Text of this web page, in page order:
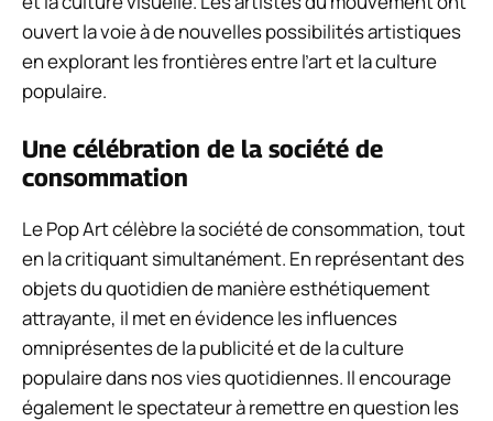
ouvert la voie à de nouvelles possibilités artistiques
en explorant les frontières entre l’art et la culture
populaire.
Une célébration de la société de
consommation
Le Pop Art célèbre la société de consommation, tout
en la critiquant simultanément. En représentant des
objets du quotidien de manière esthétiquement
attrayante, il met en évidence les influences
omniprésentes de la publicité et de la culture
populaire dans nos vies quotidiennes. Il encourage
également le spectateur à remettre en question les